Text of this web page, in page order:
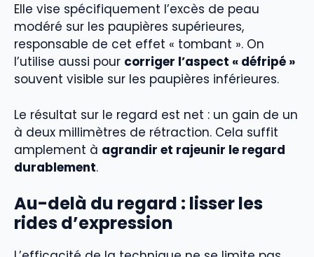
Elle vise spécifiquement l’excès de peau
modéré sur les paupières supérieures,
responsable de cet effet « tombant ». On
l’utilise aussi pour corriger l’aspect « défripé »
souvent visible sur les paupières inférieures.
Le résultat sur le regard est net : un gain de un
à deux millimètres de rétraction. Cela suffit
amplement à agrandir et rajeunir le regard
durablement.
Au-delà du regard : lisser les
rides d’expression